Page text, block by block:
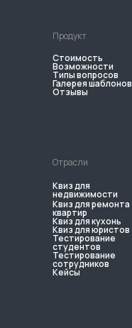
Продукт
Отрасли
Квиз для
недвижимости
Квиз для ремонта
квартир
Квиз для кухонь
Квиз для юристов
Тестирование
студентов
Тестирование
сотрудников
Кейсы
Стоимость
Возможности
Типы вопросов
Галерея шаблонов
Отзывы